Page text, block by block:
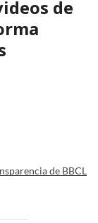
de
de BBCL